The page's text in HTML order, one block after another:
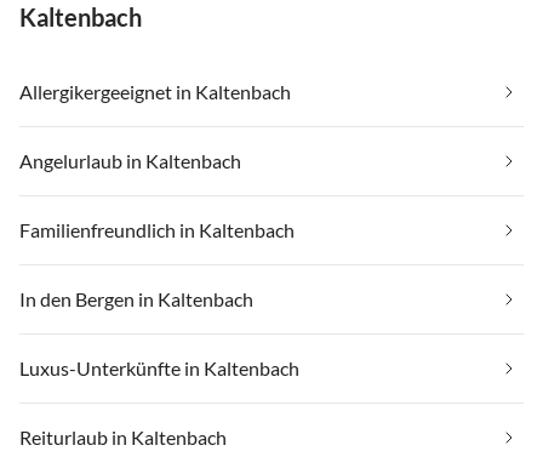
Kaltenbach
Allergikergeeignet in Kaltenbach
Angelurlaub in Kaltenbach
Familienfreundlich in Kaltenbach
In den Bergen in Kaltenbach
Luxus-Unterkünfte in Kaltenbach
Reiturlaub in Kaltenbach